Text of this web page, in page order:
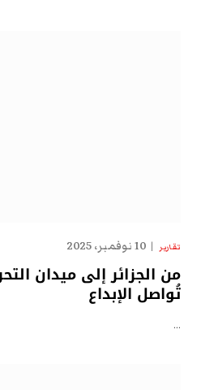
تقارير 10 نوفمبر، 2025
من الجزائر إلى ميدان
تُواصل الإبداع
…